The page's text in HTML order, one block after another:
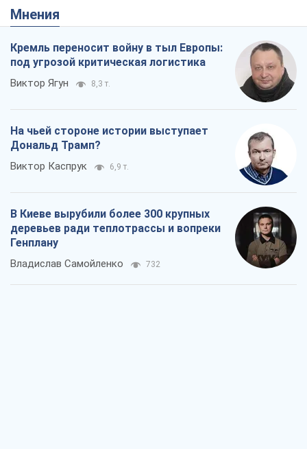
Мнения
Кремль переносит войну в тыл Европы:
под угрозой критическая логистика
Виктор Ягун 8,3 т.
На чьей стороне истории выступает
Дональд Трамп?
Виктор Каспрук 6,9 т.
В Киеве вырубили более 300 крупных
деревьев ради теплотрассы и вопреки
Генплану
Владислав Самойленко 732